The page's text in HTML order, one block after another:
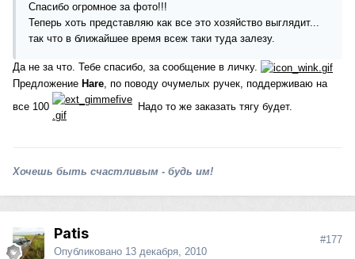
Спасибо огромное за фото!!!
Теперь хоть представляю как все это хозяйство выглядит...
так что в ближайшее время всеж таки туда залезу.
Да не за что. Тебе спасибо, за сообщение в личку.
Предложение Hare , по поводу очумелых ручек, поддерживаю на
все 100
Надо то же заказать тягу будет.
Хочешь быть счастливым - будь им!
Patis
Опубликовано 13 декабря, 2010
#177